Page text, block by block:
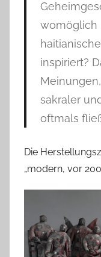
womöglich
inspiriert?
sakraler
oftmals
Die
„modern, vor